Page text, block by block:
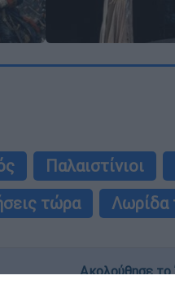
Παλαιστίνιοι
τώρα Λωρίδα
Ακολούθησε το